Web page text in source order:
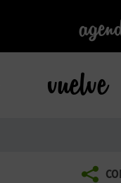
vuelve